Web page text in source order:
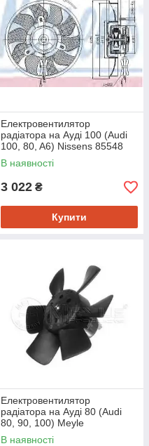
Електровентилятор
радіатора на Ауді 100 (Audi
100, 80, A6) Nissens 85548
В наявності
3 022 ₴
Купити
Електровентилятор
радіатора на Ауді 80 (Audi
80, 90, 100) Meyle
1002360013
В наявності